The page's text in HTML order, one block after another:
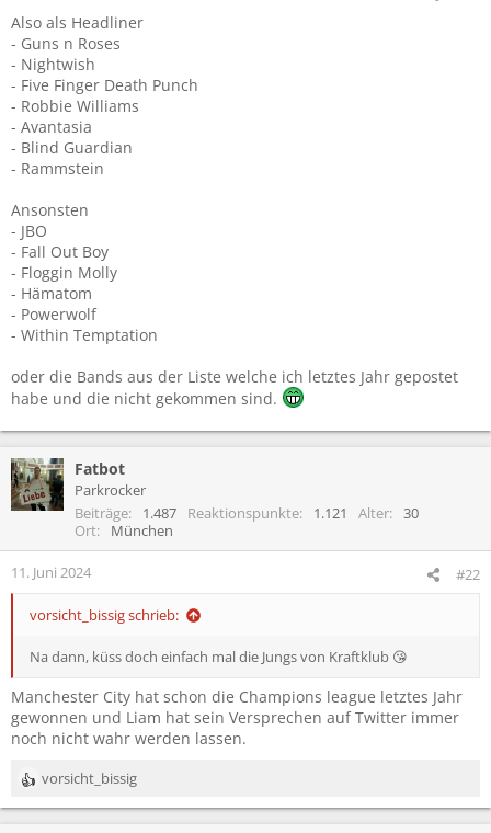
Also als Headliner
- Guns n Roses
- Nightwish
- Five Finger Death Punch
- Robbie Williams
- Avantasia
- Blind Guardian
- Rammstein
Ansonsten
- JBO
- Fall Out Boy
- Floggin Molly
- Hämatom
- Powerwolf
- Within Temptation
oder die Bands aus der Liste welche ich letztes Jahr gepostet
habe und die nicht gekommen sind.
Fatbot
Parkrocker
Beiträge
1.487 Reaktionspunkte 1.121 Alter
30
Ort
München
11. Juni 2024 #22
vorsicht_bissig schrieb:
Na dann, küss doch einfach mal die Jungs von Kraftklub 😘
Manchester City hat schon die Champions league letztes Jahr
gewonnen und Liam hat sein Versprechen auf Twitter immer
noch nicht wahr werden lassen.
R
e
vorsicht_bissig